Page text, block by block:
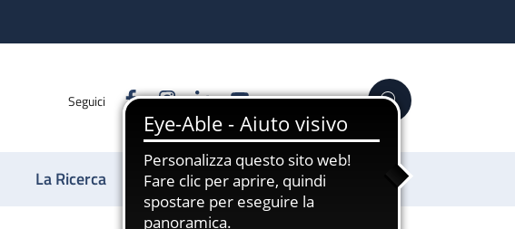
Seguici FacebookInstagram
LinkedinYouTube Cerca
La Ricerca Sostienici